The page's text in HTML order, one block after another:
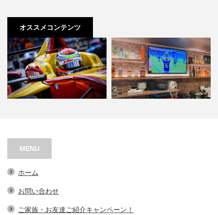
オススメコンテンツ
阿波座バーチャルレーシング
MENU
ホーム
お問い合わせ
ご家族・お友達ご紹介キャンペーン！